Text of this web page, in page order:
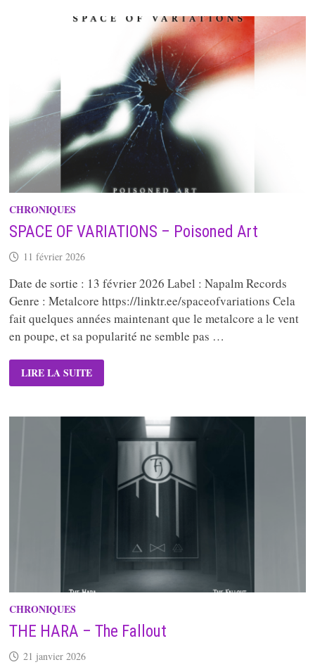
FORGETTING
CHRONIQUES
SPACE OF VARIATIONS – Poisoned Art
11 février 2026
Date de sortie : 13 février 2026 Label : Napalm Records
Genre : Metalcore https://linktr.ee/spaceofvariations Cela
fait quelques années maintenant que le metalcore a le vent
en poupe, et sa popularité ne semble pas …
SPACE
OF
VARIATIONS
ART
LIRE LA SUITE
CHRONIQUES
THE HARA – The Fallout
21 janvier 2026